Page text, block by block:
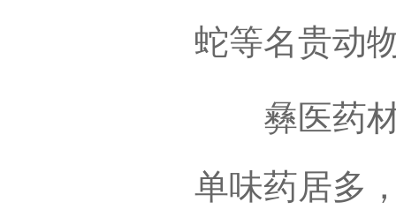
蛇等名贵动
彝医药材
单味药居多